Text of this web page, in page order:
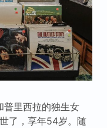
普里西拉的独生女
了，享年54岁。随